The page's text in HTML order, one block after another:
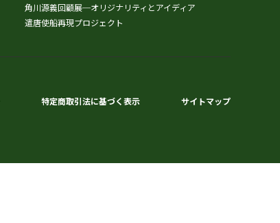
角川源義回顧展─オリジナリティとアイディア
遣唐使船再現プロジェクト
特定商取引法に基づく表示 サイトマップ